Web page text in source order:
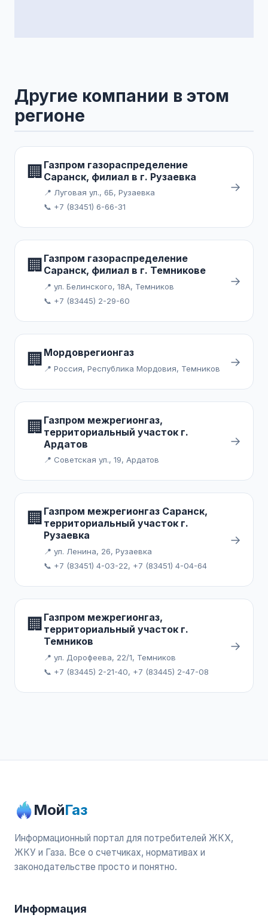
Другие компании в этом
регионе
🏢 Газпром газораспределение
Саранск, филиал в г. Рузаевка
📍 Луговая ул., 6Б, Рузаевка
📞 +7 (83451) 6-66-31
→
🏢 Газпром газораспределение
Саранск, филиал в г. Темникове
📍 ул. Белинского, 18А, Темников
📞 +7 (83445) 2-29-60
→
🏢 Мордоврегионгаз
📍 Россия, Республика Мордовия, Темников →
🏢 Газпром межрегионгаз,
территориальный участок г.
Ардатов
📍 Советская ул., 19, Ардатов
→
🏢 Газпром межрегионгаз Саранск,
территориальный участок г.
Рузаевка
📍 ул. Ленина, 26, Рузаевка
📞 +7 (83451) 4-03-22, +7 (83451) 4-04-64
→
🏢 Газпром межрегионгаз,
территориальный участок г.
Темников
📍 ул. Дорофеева, 22/1, Темников
📞 +7 (83445) 2-21-40, +7 (83445) 2-47-08
→
МойГаз
Информационный портал для потребителей ЖКХ,
ЖКУ и Газа. Все о счетчиках, нормативах и
законодательстве просто и понятно.
Информация